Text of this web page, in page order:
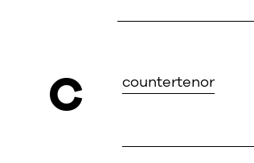
C countertenor